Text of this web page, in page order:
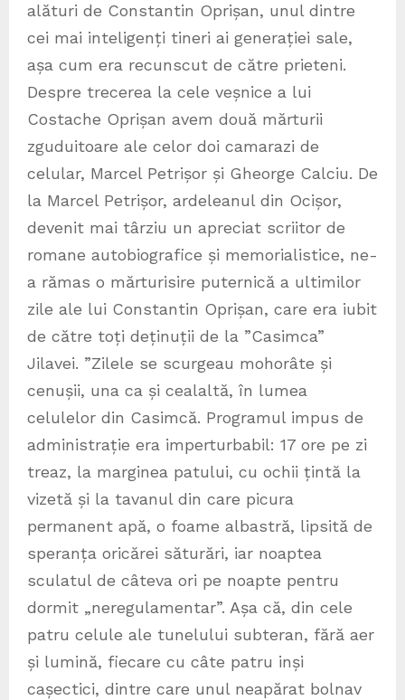
alături de Constantin Oprișan, unul dintre
cei mai inteligenți tineri ai generației sale,
așa cum era recunscut de către prieteni.
Despre trecerea la cele veșnice a lui
Costache Oprișan avem două mărturii
zguduitoare ale celor doi camarazi de
celular, Marcel Petrișor și Gheorge Calciu. De
la Marcel Petrișor, ardeleanul din Ocișor,
devenit mai târziu un apreciat scriitor de
romane autobiografice și memorialistice, ne-
a rămas o mărturisire puternică a ultimilor
zile ale lui Constantin Oprișan, care era iubit
de către toți deținuții de la ”Casimca”
Jilavei. ”Zilele se scurgeau mohorâte și
cenușii, una ca și cealaltă, în lumea
celulelor din Casimcă. Programul impus de
administrație era imperturbabil: 17 ore pe zi
treaz, la marginea patului, cu ochii țintă la
vizetă și la tavanul din care picura
permanent apă, o foame albastră, lipsită de
speranța oricărei săturări, iar noaptea
sculatul de câteva ori pe noapte pentru
dormit „neregulamentar”. Așa că, din cele
patru celule ale tunelului subteran, fără aer
și lumină, fiecare cu câte patru inși
cașectici, dintre care unul neapărat bolnav